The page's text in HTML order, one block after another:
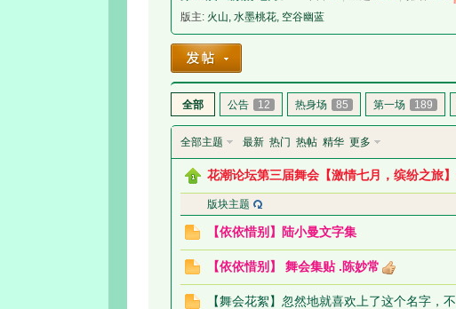
花
潮
» › ›
版主: 火山, 水墨桃花, 空谷幽蓝
全部 公告 12 热身场 85 第一场 189
全部主题 最新 热门 热帖 精华 更多
花潮论坛第三届舞会【激情七月，缤纷之旅
版块主题
【依依惜别】陆小曼文字集
【依依惜别】 舞会集贴 .陈妙常
【舞会花絮】忽然地就喜欢上了这个名字，